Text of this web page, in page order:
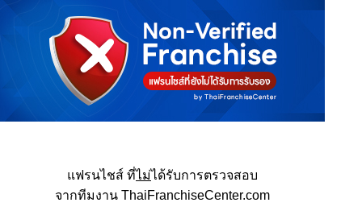
แฟรนไชส์ ที่ไม่ได้รับการตรวจสอบ
จากทีมงาน ThaiFranchiseCenter.com